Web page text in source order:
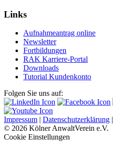
Links
Aufnahmeantrag online
Newsletter
Fortbildungen
RAK Karriere-Portal
Downloads
Tutorial Kundenkonto
Folgen Sie uns auf:
Impressum | Datenschutzerklärung |
© 2026 Kölner AnwaltVerein e.V.
Cookie Einstellungen